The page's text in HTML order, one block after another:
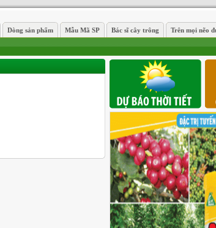
Dòng sản phẩm Mẫu Mã SP Bác sĩ cây trông Trên mọi nẽo